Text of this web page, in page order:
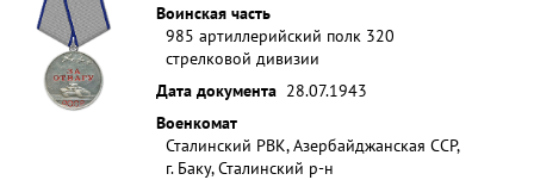
Воинская часть
985 артиллерийский полк 320
стрелковой дивизии
Дата документа 28.07.1943
Военкомат
Сталинский РВК, Азербайджанская ССР,
г. Баку, Сталинский р-н